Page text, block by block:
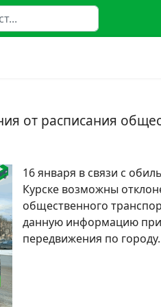
Type 2 or more characters for
от расписания
16 января в связи с
Курске возможны
общественного
данную информацию
передвижения по городу.